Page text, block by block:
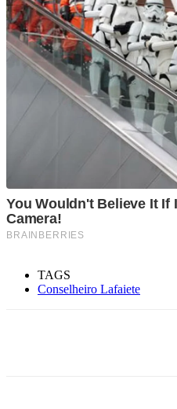
TAGS
Conselheiro Lafaiete